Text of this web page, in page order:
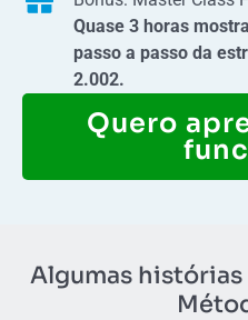
Quase 3 horas
passo a passo da
2.002.
Quero
Algumas